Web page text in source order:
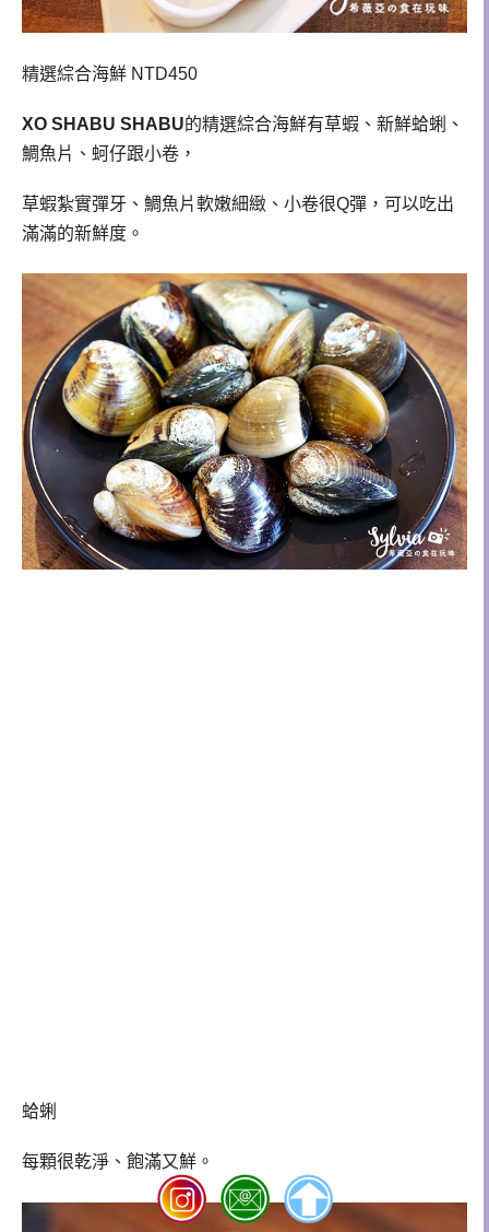
精選綜合海鮮 NTD450
XO SHABU SHABU的精選綜合海鮮有草蝦、新鮮蛤蜊、
鯛魚片、蚵仔跟小卷，
草蝦紮實彈牙、鯛魚片軟嫩細緻、小卷很Q彈，可以吃出
滿滿的新鮮度。
蛤蜊
每顆很乾淨、飽滿又鮮。